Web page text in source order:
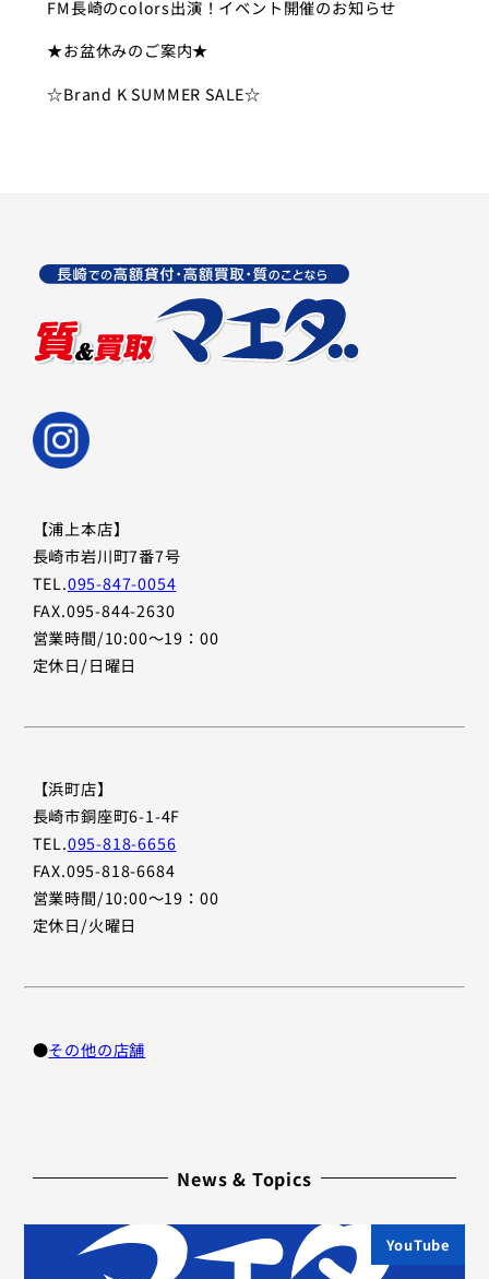
FM長崎のcolors出演！イベント開催のお知らせ
★お盆休みのご案内★
☆Brand K SUMMER SALE☆
【浦上本店】
長崎市岩川町7番7号
TEL.095-847-0054
FAX.095-844-2630
営業時間/10:00〜19：00
定休日/日曜日
【浜町店】
長崎市銅座町6-1-4F
TEL.095-818-6656
FAX.095-818-6684
営業時間/10:00〜19：00
定休日/火曜日
●その他の店舗
News & Topics
YouTube